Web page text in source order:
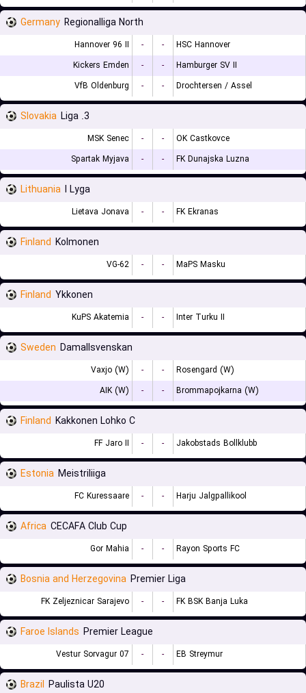
Germany Regionalliga North
Hannover 96 II - -
HSC Hannover
Kickers Emden
- -
Hamburger SV II
VfB Oldenburg
- - Drochtersen / Assel
Slovakia 3. Liga
MSK Senec - -
OK Castkovce
Spartak Myjava
- - FK Dunajska Luzna
Lithuania I Lyga
Lietava Jonava - - FK Ekranas
Finland Kolmonen
VG-62 - - MaPS Masku
Finland Ykkonen
KuPS Akatemia - - Inter Turku II
Sweden Damallsvenskan
Vaxjo (W) - -
Rosengard (W)
AIK (W)
- - Brommapojkarna (W)
Finland Kakkonen Lohko C
FF Jaro II - - Jakobstads Bollklubb
Estonia Meistriliiga
FC Kuressaare - - Harju Jalgpallikool
Africa CECAFA Club Cup
Gor Mahia - - Rayon Sports FC
Bosnia and Herzegovina Premier Liga
FK Zeljeznicar Sarajevo - - FK BSK Banja Luka
Faroe Islands Premier League
07 Vestur Sorvagur - - EB Streymur
Brazil Paulista U20